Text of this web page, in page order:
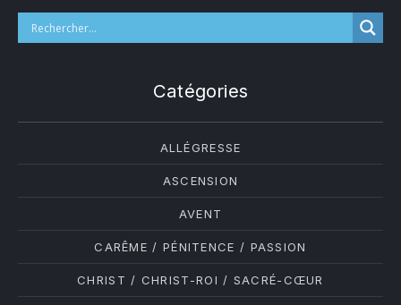
Catégories
ALLÉGRESSE
ASCENSION
AVENT
CARÊME / PÉNITENCE / PASSION
CHRIST / CHRIST-ROI / SACRÉ-CŒUR